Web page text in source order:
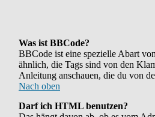
Was ist BBCode?
BBCode ist eine spezielle Abart
ähnlich, die Tags sind von den
Anleitung anschauen, die du von
Nach oben
Darf ich HTML benutzen?